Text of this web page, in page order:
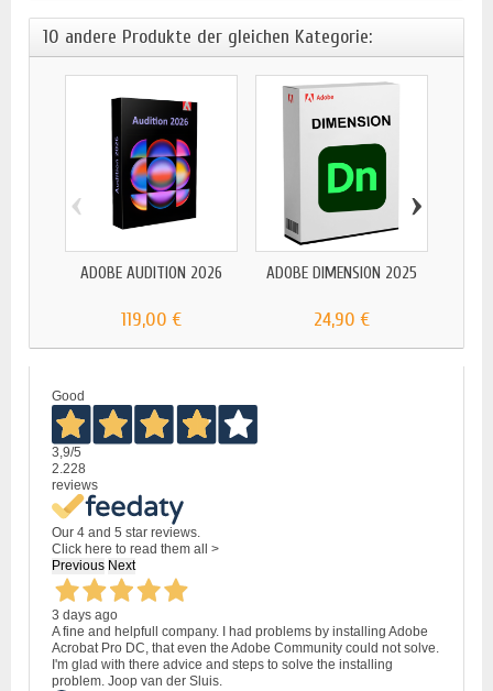
10 andere Produkte der gleichen Kategorie:
ADOBE AUDITION 2026
119,00 €
ADOBE DIMENSION 2025
24,90 €
‹ ›
Good
3,9/5
2.228
reviews
Our 4 and 5 star reviews.
Click here to read them all >
Previous Next
3 days ago
A fine and helpfull company. I had problems by installing Adobe
Acrobat Pro DC, that even the Adobe Community could not solve.
I'm glad with there advice and steps to solve the installing
problem. Joop van der Sluis.